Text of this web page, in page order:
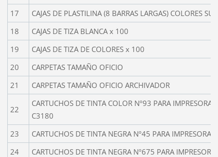
17
CAJAS DE PLASTILINA (8 BARRAS LARGAS) COLORES
18
CAJAS DE TIZA BLANCA x 100
19
CAJAS DE TIZA DE COLORES x 100
20
CARPETAS TAMAÑO OFICIO
21
CARPETAS TAMAÑO OFICIO ARCHIVADOR
22
CARTUCHOS DE TINTA COLOR Nº93 PARA IMPRESORA
C3180
23
CARTUCHOS DE TINTA NEGRA Nº45 PARA IMPRESORA
24
CARTUCHOS DE TINTA NEGRA Nº675 PARA